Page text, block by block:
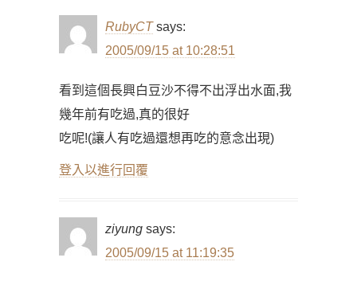
RubyCT says:
2005/09/15 at 10:28:51
看到這個長興白豆沙不得不出浮出水面,我
幾年前有吃過,真的很好
吃呢!(讓人有吃過還想再吃的意念出現)
登入以進行回覆
ziyung says:
2005/09/15 at 11:19:35